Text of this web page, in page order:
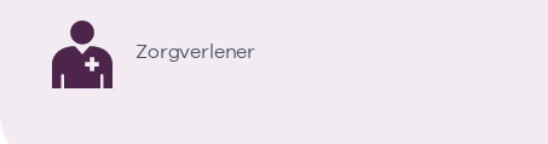
Zorgverlener